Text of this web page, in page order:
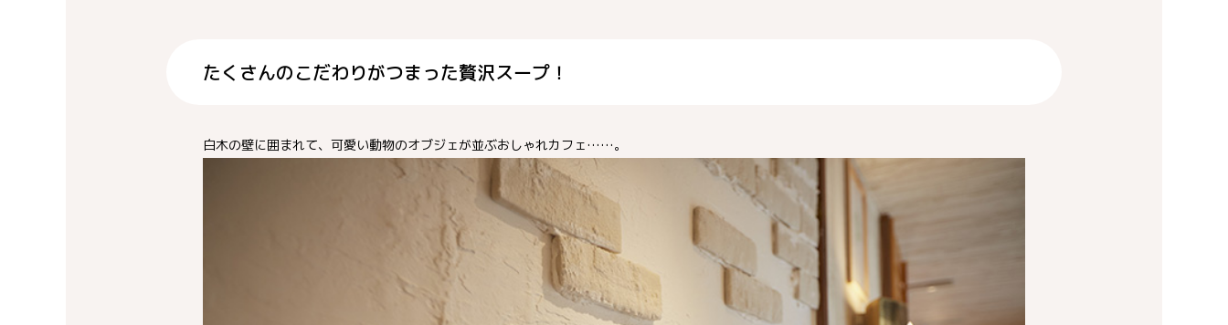
たくさんのこだわりがつまった贅沢スープ！
白木の壁に囲まれて、可愛い動物のオブジェが並ぶおしゃれカフェ……。